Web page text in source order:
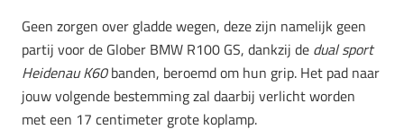
Geen zorgen over gladde wegen, deze zijn namelijk geen
partij voor de Glober BMW R100 GS, dankzij de dual sport
Heidenau K60banden, beroemd om hun grip. Het pad naar
jouw volgende bestemming zal daarbij verlicht worden
met een 17 centimeter grote koplamp.